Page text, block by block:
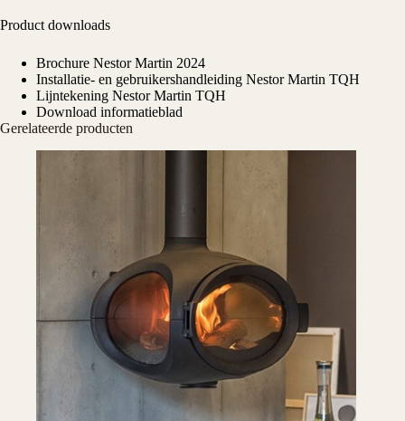
Product downloads
Brochure Nestor Martin 2024
Installatie- en gebruikershandleiding Nestor Martin TQH
Lijntekening Nestor Martin TQH
Download informatieblad
Gerelateerde producten